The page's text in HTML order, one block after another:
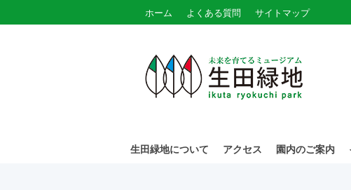
ホーム よくある質問 サイトマップ
生田緑地について アクセス 園内のご案内